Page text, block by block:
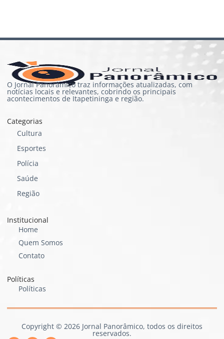
O Jornal Panorâmico traz informações atualizadas, com
notícias locais e relevantes, cobrindo os principais
acontecimentos de Itapetininga e região.
Categorias
Cultura
Esportes
Polícia
Saúde
Região
Institucional
Home
Quem Somos
Contato
Políticas
Políticas
Copyright © 2026 Jornal Panorâmico, todos os direitos
reservados.